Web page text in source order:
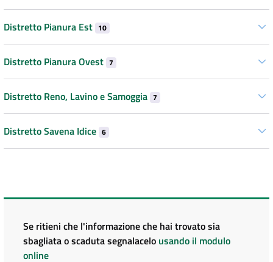
Distretto Pianura Est 10
Distretto Pianura Ovest 7
Distretto Reno, Lavino e Samoggia 7
Distretto Savena Idice 6
Se ritieni che l'informazione che hai trovato sia
sbagliata o scaduta segnalacelo usando il modulo
online